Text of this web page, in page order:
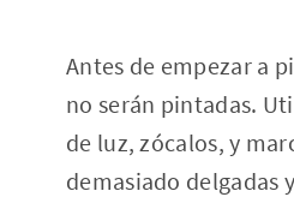
Antes de empezar a
no serán pintadas.
de luz, zócalos, y
demasiado delgadas